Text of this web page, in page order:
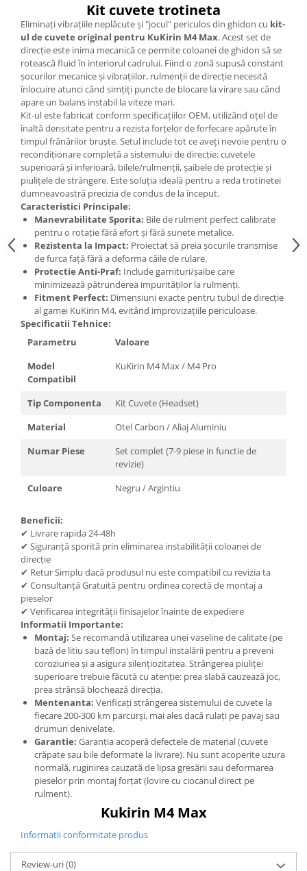
Cauciucuri bicicleta
Anvelope și Camere Utilaje
https://www.doctortrotineta.ro/plata-
tbi?
forceOriginalForEdit=1&preview=00681
Kit cuvete trotineta
Eliminați vibrațiile neplăcute și "jocul" periculos din ghidon cu kit-
ul de cuvete original pentru KuKirin M4 Max. Acest set de
direcție este inima mecanică ce permite coloanei de ghidon să se
rotească fluid în interiorul cadrului. Fiind o zonă supusă constant
șocurilor mecanice și vibrațiilor, rulmenții de direcție necesită
înlocuire atunci când simțiți puncte de blocare la virare sau când
apare un balans instabil la viteze mari.
Kit-ul este fabricat conform specificațiilor OEM, utilizând oțel de
înaltă densitate pentru a rezista forțelor de forfecare apărute în
timpul frânărilor bruște. Setul include tot ce aveți nevoie pentru o
recondiționare completă a sistemului de direcție: cuvetele
superioară și inferioară, bilele/rulmenții, șaibele de protecție și
piulițele de strângere. Este soluția ideală pentru a reda trotinetei
dumneavoastră precizia de condus de la început.
Caracteristici Principale:
Manevrabilitate Sporita: Bile de rulment perfect calibrate
pentru o rotație fără efort și fără sunete metalice.
Rezistenta la Impact: Proiectat să preia șocurile transmise
de furca față fără a deforma căile de rulare.
Protectie Anti-Praf: Include garnituri/șaibe care
minimizează pătrunderea impurităților la rulmenți.
Fitment Perfect: Dimensiuni exacte pentru tubul de direcție
al gamei KuKirin M4, evitând improvizațiile periculoase.
Specificatii Tehnice:
Parametru
Valoare
Model
Compatibil
KuKirin M4 Max / M4 Pro
Tip Componenta
Kit Cuvete (Headset)
Material
Otel Carbon / Aliaj Aluminiu
Numar Piese
Set complet (7-9 piese in functie de
revizie)
Culoare
Negru / Argintiu
Beneficii:
✔ Livrare rapida 24-48h
✔ Siguranță sporită prin eliminarea instabilității coloanei de
direcție
✔ Retur Simplu dacă produsul nu este compatibil cu revizia ta
✔ Consultanță Gratuită pentru ordinea corectă de montaj a
pieselor
✔ Verificarea integrității finisajelor înainte de expediere
Informatii Importante:
Montaj: Se recomandă utilizarea unei vaseline de calitate (pe
bază de litiu sau teflon) în timpul instalării pentru a preveni
coroziunea și a asigura silențiozitatea. Strângerea piuliței
superioare trebuie făcută cu atenție: prea slabă cauzează joc,
prea strânsă blochează direcția.
Mentenanta: Verificați strângerea sistemului de cuvete la
fiecare 200-300 km parcurși, mai ales dacă rulați pe pavaj sau
drumuri denivelate.
Garantie: Garanția acoperă defectele de material (cuvete
crăpate sau bile deformate la livrare). Nu sunt acoperite uzura
normală, ruginirea cauzată de lipsa gresării sau deformarea
pieselor prin montaj forțat (lovire cu ciocanul direct pe
rulment).
Kukirin M4 Max
Informatii conformitate produs
Review-uri(0)